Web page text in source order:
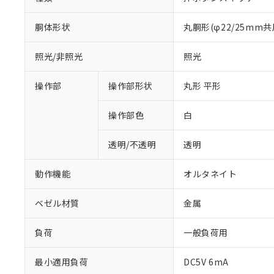
胴体形状 丸胴形(φ22/25mm共
照光/非照光 照光
操作部 操作部形状 丸形 平形
操作部色 白
透明/不透明 透明
動作機能 オルタネイト
ベゼル材質 金属
負荷 一般負荷用
最小適用負荷 DC5V 6mA
※1 対応状況